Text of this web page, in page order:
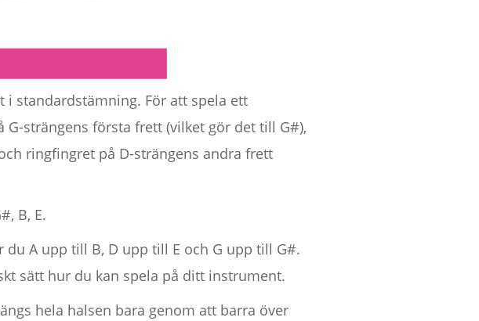
i standardstämning. För att spela ett
strängens första frett (vilket gör det till G#),
ringfingret på D-strängens andra frett
B, E.
A upp till B, D upp till E och G upp till G#.
sätt hur du kan spela på ditt instrument.
hela halsen bara genom att barra över